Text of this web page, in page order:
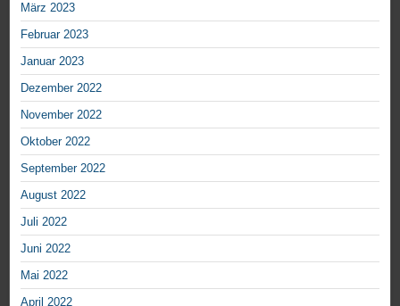
März 2023
Februar 2023
Januar 2023
Dezember 2022
November 2022
Oktober 2022
September 2022
August 2022
Juli 2022
Juni 2022
Mai 2022
April 2022